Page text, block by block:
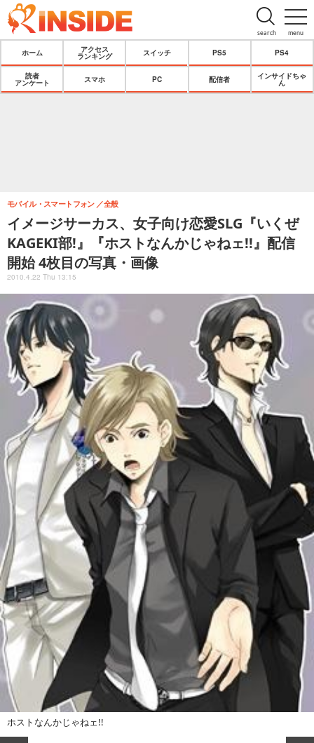
menu
search
ホーム
アクセス
ランキング
スイッチ PS5 PS4
読者
アンケート
スマホ PC 配信者
インサイドちゃ
ん
イメージサーカス、女子向け恋愛SLG『いくぜ
KAGEKI部!』『ホストなんかじゃねェ!!』配信
開始 4枚目の写真・画像
モバイル・スマートフォン 全般
2010.4.22 Thu 13:15
ホストなんかじゃねェ!!